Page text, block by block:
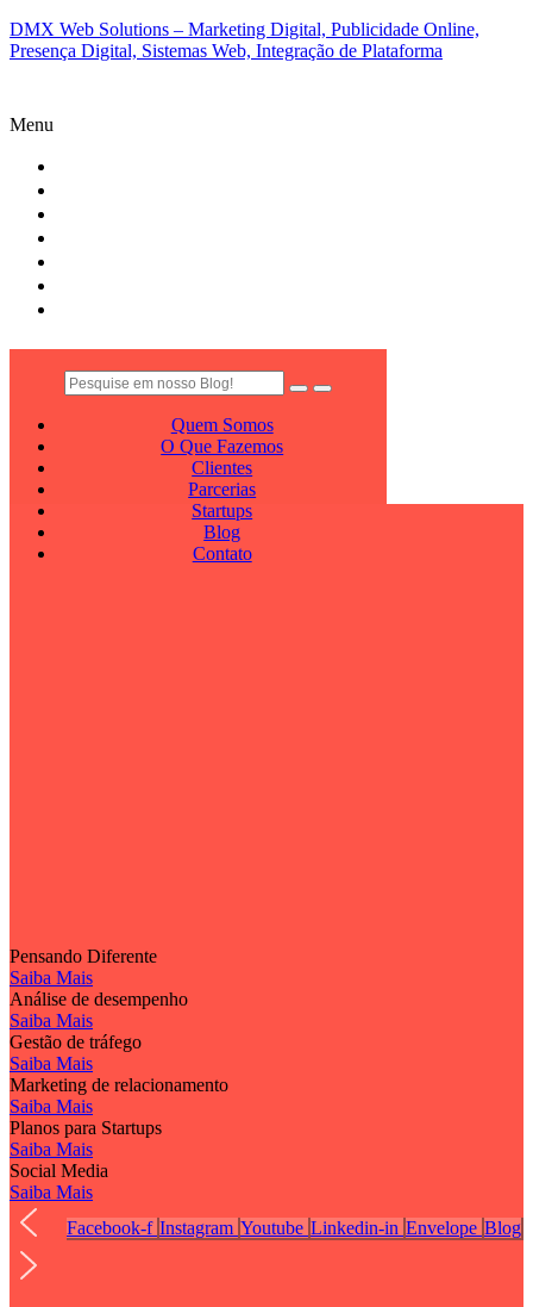
DMX Web Solutions – Marketing Digital, Publicidade Online,
Presença Digital, Sistemas Web, Integração de Plataforma
Menu
Quem Somos
O Que Fazemos
Clientes
Parcerias
Startups
Blog
Contato
Pensando Diferente
Saiba Mais
Análise de desempenho
Saiba Mais
Gestão de tráfego
Saiba Mais
Marketing de relacionamento
Saiba Mais
Planos para Startups
Saiba Mais
Social Media
Saiba Mais
Facebook-f Instagram Youtube Linkedin-in Envelope Blog